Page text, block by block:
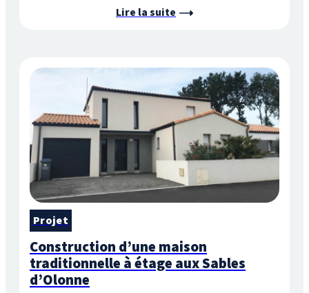
Lire la suite
Projet
Construction d’une maison
traditionnelle à étage aux Sables
d’Olonne